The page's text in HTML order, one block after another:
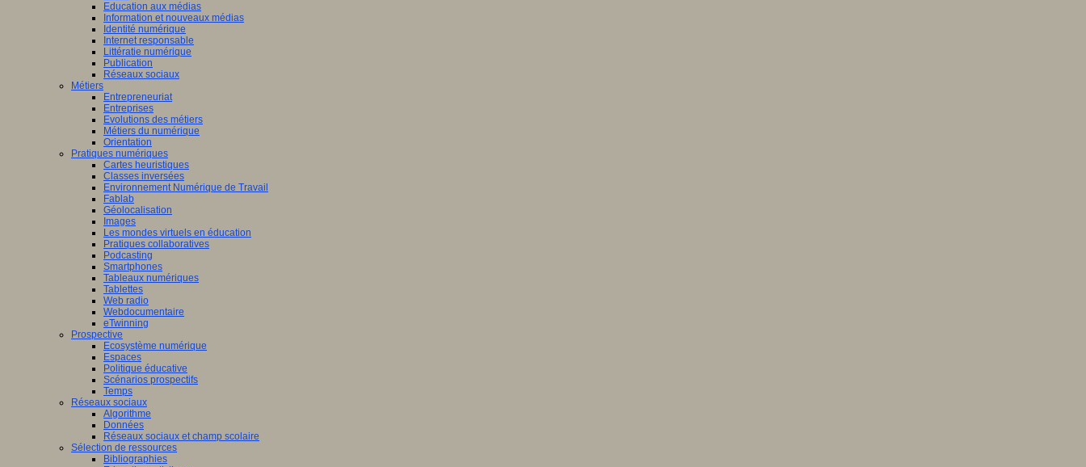
Education aux médias
Information et nouveaux médias
Identité numérique
Internet responsable
Littératie numérique
Publication
Réseaux sociaux
Métiers
Entrepreneuriat
Entreprises
Evolutions des métiers
Métiers du numérique
Orientation
Pratiques numériques
Cartes heuristiques
Classes inversées
Environnement Numérique de Travail
Fablab
Géolocalisation
Images
Les mondes virtuels en éducation
Pratiques collaboratives
Podcasting
Smartphones
Tableaux numériques
Tablettes
Web radio
Webdocumentaire
eTwinning
Prospective
Ecosystème numérique
Espaces
Politique éducative
Scénarios prospectifs
Temps
Réseaux sociaux
Algorithme
Données
Réseaux sociaux et champ scolaire
Sélection de ressources
Bibliographies